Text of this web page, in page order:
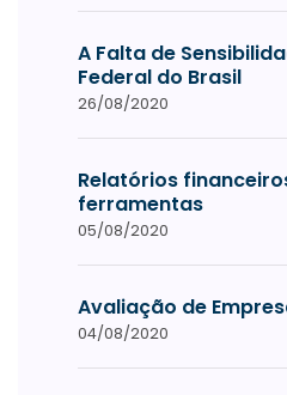
A Falta de
Federal do Brasil
26/08/2020
Relatórios
ferramentas
05/08/2020
Avaliação de
04/08/2020